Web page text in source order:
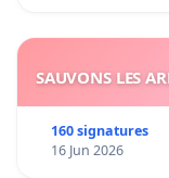
SAUVONS LES
160 signatures
16 Jun 2026